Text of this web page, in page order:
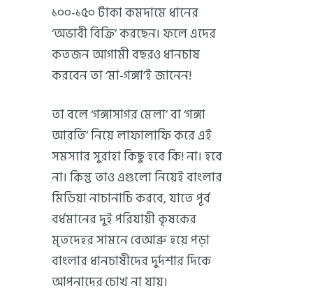
১০০-১৫০ টাকা কমদামে ধানের
‘অভাবী বিক্রি’ করছেন। ফলে এদের
কতজন আগামী বছরও ধানচাষ
করবেন তা ‘মা-গঙ্গা’ই জানেন!
তা বলে ‘গঙ্গাসাগর মেলা’ বা ‘গঙ্গা
আরতি’ নিয়ে লাফালাফি করে এই
সমস্যার সুরাহা কিছু হবে কি! না। হবে
না। কিন্তু তাও এগুলো নিয়েই বাংলার
মিডিয়া নাচানাচি করবে, যাতে পূর্ব
বর্ধমানের দুই পরিযায়ী কৃষকের
মৃতদেহর সামনে বেআব্রু হয়ে পড়া
বাংলার ধানচাষীদের দুর্দশার দিকে
আপনাদের চোখ না যায়।